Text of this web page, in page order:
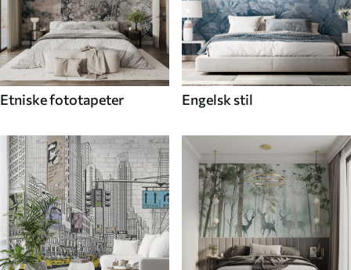
Etniske fototapeter Engelsk stil